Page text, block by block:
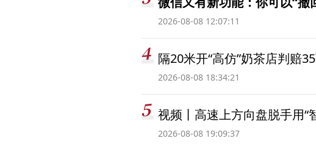
2026-08-08 12:07:11
隔20米开“高仿”奶茶店判赔
2026-08-08 18:34:21
视频丨高速上方向盘脱手用“
2026-08-08 19:09:37